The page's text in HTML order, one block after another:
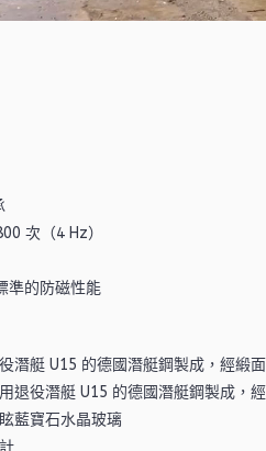
次（4 Hz）
準的防磁性能
潛艇 U15 的德國潛艇鋼製成，經緞
退役潛艇 U15 的德國潛艇鋼製成，
藍寶石水晶玻璃